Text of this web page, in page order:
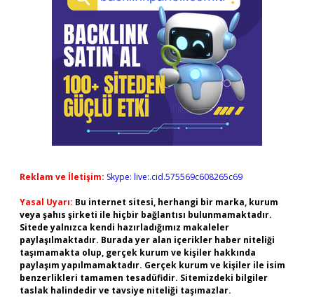
Reklam ve İletişim: Skype: live:.cid.575569c608265c69
Yasal Uyarı: Bu internet sitesi, herhangi bir marka, kurum
veya şahıs şirketi ile hiçbir bağlantısı bulunmamaktadır.
Sitede yalnızca kendi hazırladığımız makaleler
paylaşılmaktadır. Burada yer alan içerikler haber niteliği
taşımamakta olup, gerçek kurum ve kişiler hakkında
paylaşım yapılmamaktadır. Gerçek kurum ve kişiler ile isim
benzerlikleri tamamen tesadüfidir. Sitemizdeki bilgiler
taslak halindedir ve tavsiye niteliği taşımazlar.